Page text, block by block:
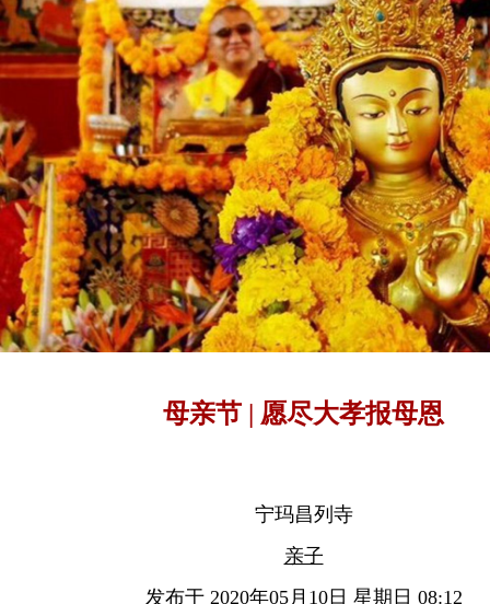
母亲节 | 愿尽大孝报母恩
宁玛昌列寺
亲子
发布于 2020年05月10日 星期日 08:12